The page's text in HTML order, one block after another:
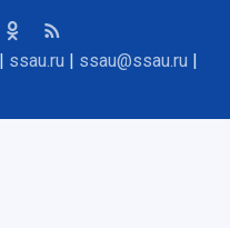
ssau.ru ssau@ssau.ru